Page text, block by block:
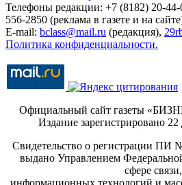
Телефоны редакции: +7 (8182) 20-
556-2850 (реклама в газете и на
E-mail: bclass@mail.ru (редакция),
Политика конфиденциальности.
Официальный сайт газеты
Издание зарегистрировано 22
Свидетельство о регистрации ПИ
выдано Управлением
сфере связи,
информационных технологий и